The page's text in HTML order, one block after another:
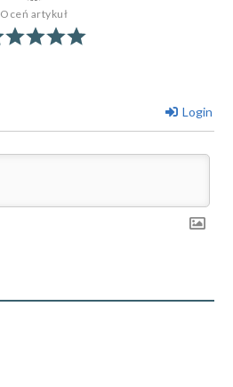
Oceń artykuł
Login